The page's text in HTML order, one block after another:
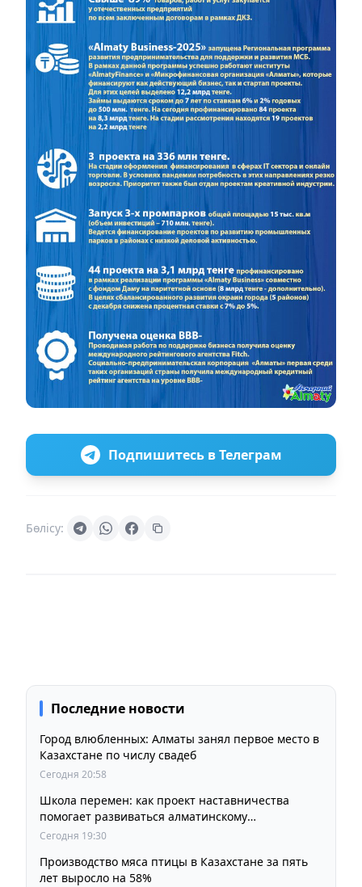
Подпишитесь в Телеграм
Бөлісу:
Последние новости
Город влюбленных: Алматы занял первое место в
Казахстане по числу свадеб
Сегодня 20:58
Школа перемен: как проект наставничества
помогает развиваться алматинскому
образованию
Сегодня 19:30
Производство мяса птицы в Казахстане за пять
лет выросло на 58%